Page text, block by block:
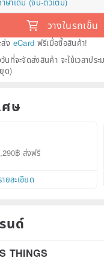
ษาเดิม (จีน-ตัวเต็ม)
วางในรถเข็น
ง eCard ฟรีเมื่อซื้อสินค้า!
นที่จะจัดส่งสินค้า จะใช้เวลาปร
ด)
ศษ
฿ ส่งฟรี
ายละเอียด
นด์
THINGS